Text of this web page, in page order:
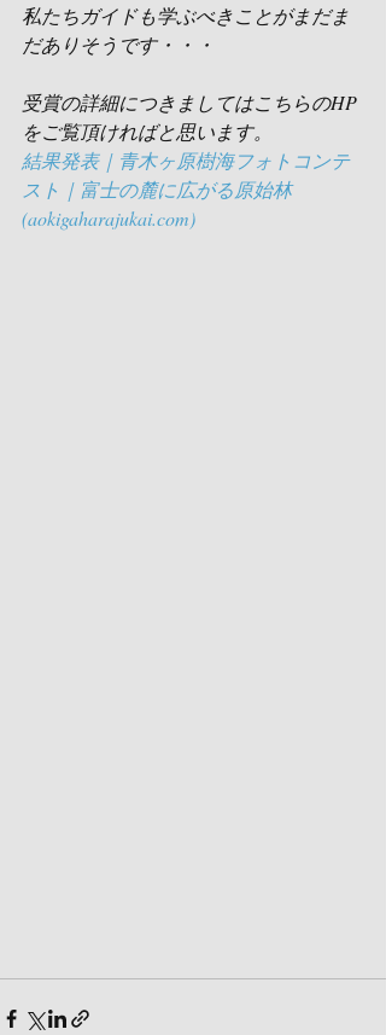
私たちガイドも学ぶべきことがまだま
だありそうです・・・
受賞の詳細につきましてはこちらのHP
をご覧頂ければと思います。
結果発表｜青木ヶ原樹海フォトコンテ
スト｜富士の麓に広がる原始林
(aokigaharajukai.com)